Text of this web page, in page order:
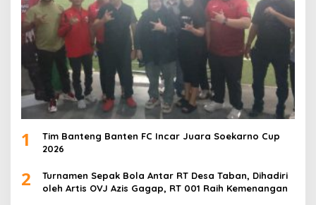
1
Tim Banteng Banten FC Incar Juara Soekarno Cup
2026
2
Turnamen Sepak Bola Antar RT Desa Taban, Dihadiri
oleh Artis OVJ Azis Gagap, RT 001 Raih Kemenangan